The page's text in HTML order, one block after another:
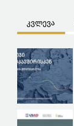
კვლევა